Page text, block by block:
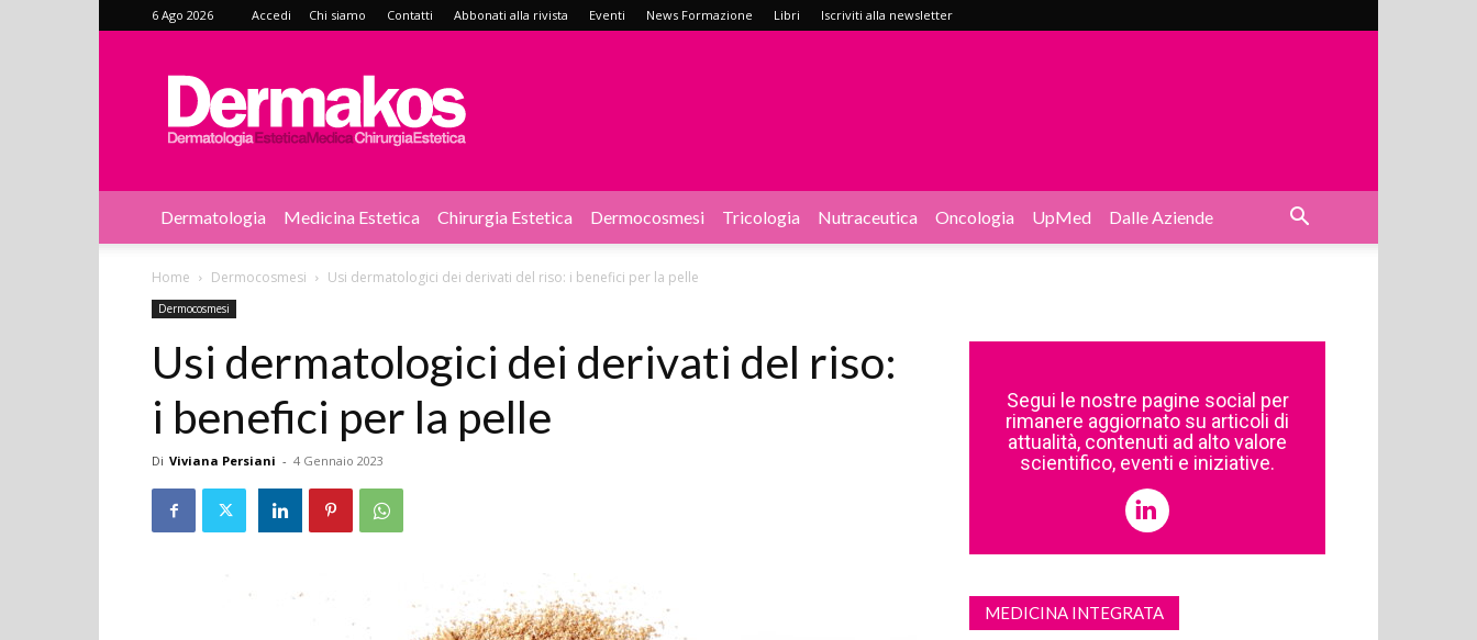
6 Ago 2026 Accedi Chi siamo Contatti Abbonati alla rivista Eventi News Formazione Libri Iscriviti alla newsletter
Dermakos
Dermatologia Medicina Estetica Chirurgia Estetica Dermocosmesi Tricologia Nutraceutica Oncologia UpMed Dalle Aziende
Home Dermocosmesi Usi dermatologici dei derivati del riso: i benefici per la pelle
Dermocosmesi
Usi dermatologici dei derivati del riso:
i benefici per la pelle
Di Viviana Persiani - 4 Gennaio 2023
Segui le nostre pagine social per
rimanere aggiornato su articoli di
attualità, contenuti ad alto valore
scientifico, eventi e iniziative.
MEDICINA INTEGRATA